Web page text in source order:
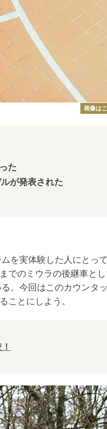
画像は
た
が発表された
を実体験した人にとっ
でのミウラの後継車と
。今回はこのカウンタ
ことにしよう。